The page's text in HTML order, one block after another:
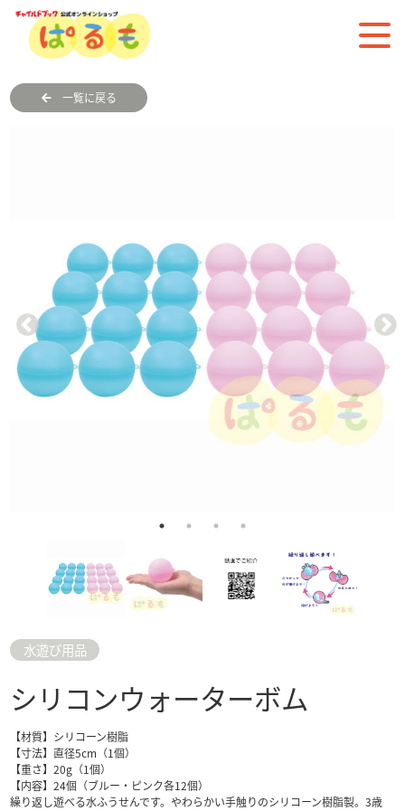
一覧に戻る
水遊び用品
シリコンウォーターボム
【材質】シリコーン樹脂
【寸法】直径5cm（1個）
【重さ】20g（1個）
【内容】24個（ブルー・ピンク各12個）
繰り返し遊べる水ふうせんです。やわらかい手触りのシリコーン樹脂製。3歳